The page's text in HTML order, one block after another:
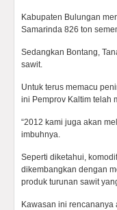
Kabupaten Bulungan
Samarinda 826 ton
Sedangkan Bontang,
sawit.
Untuk terus memacu
ini Pemprov Kaltim telah
“2012 kami juga akan
imbuhnya.
Seperti diketahui,
dikembangkan dengan
produk turunan sawit
Kawasan ini